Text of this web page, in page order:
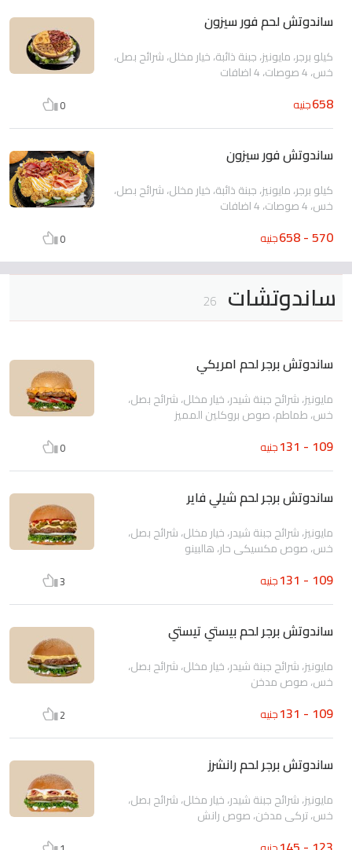
ساندوتش لحم فور سيزون
كيلو برجر، مايونيز، جبنة ذائبة، خيار مخلل، شرائح بصل،
خس، 4 صوصات، 4 اضافات
658جنيه 0
ساندوتش فور سيزون
كيلو برجر، مايونيز، جبنة ذائبة، خيار مخلل، شرائح بصل،
خس، 4 صوصات، 4 اضافات
570 - 658 جنيه 0
ساندوتشات 26
ساندوتش برجر لحم امريكي
مايونيز، شرائح جبنة شيدر، خيار مخلل، شرائح بصل،
خس، طماطم، صوص بروكلين المميز
109 - 131 جنيه 0
ساندوتش برجر لحم شيلي فاير
مايونيز، شرائح جبنة شيدر، خيار مخلل، شرائح بصل،
خس، صوص مكسيكي حار، هالبينو
109 - 131 جنيه 3
ساندوتش برجر لحم بيستي تيستي
مايونيز، شرائح جبنة شيدر، خيار مخلل، شرائح بصل،
خس، صوص مدخن
109 - 131 جنيه 2
ساندوتش برجر لحم رانشرز
مايونيز، شرائح جبنة شيدر، خيار مخلل، شرائح بصل،
خس، تركي مدخن، صوص رانش